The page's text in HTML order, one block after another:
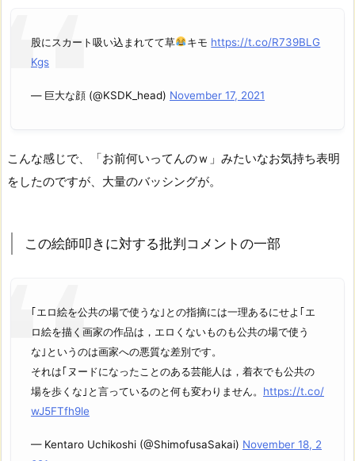
股にスカート吸い込まれてて草 キモ https://t.co/R739BLG
Kgs
— 巨大な顔 (@KSDK_head) November 17, 2021
こんな感じで、「お前何いってんのｗ」みたいなお気持ち表明
をしたのですが、大量のバッシングが。
この絵師叩きに対する批判コメントの一部
｢エロ絵を公共の場で使うな｣との指摘には一理あるにせよ｢エ
ロ絵を描く画家の作品は，エロくないものも公共の場で使う
な｣というのは画家への悪質な差別です。
それは｢ヌードになったことのある芸能人は，着衣でも公共の
場を歩くな｣と言っているのと何も変わりません。 https://t.co/
wJ5FTfh9le
— Kentaro Uchikoshi (@ShimofusaSakai) November 18, 2